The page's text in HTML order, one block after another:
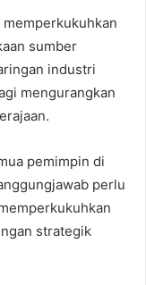
sumber
industri
mengurangkan
pemimpin di
perlu
strategik